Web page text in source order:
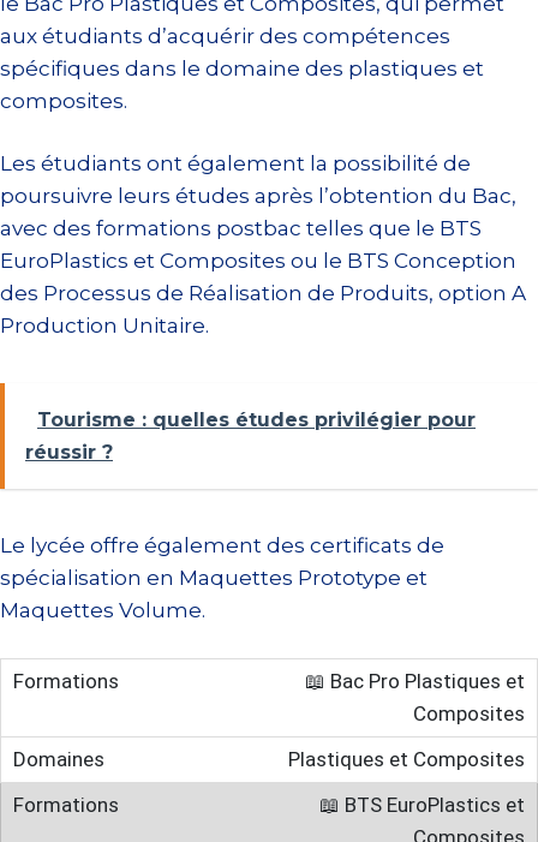
aux étudiants d’acquérir des compétences
spécifiques dans le domaine des plastiques et
composites.
Les étudiants ont également la possibilité de
poursuivre leurs études après l’obtention du Bac,
avec des formations postbac telles que le BTS
EuroPlastics et Composites ou le BTS Conception
des Processus de Réalisation de Produits, option A
Production Unitaire.
Tourisme : quelles études privilégier pour
réussir ?
Le lycée offre également des certificats de
spécialisation en Maquettes Prototype et
Maquettes Volume.
📖 Bac Pro Plastiques et
Composites
Plastiques et Composites
📖 BTS EuroPlastics et
Composites